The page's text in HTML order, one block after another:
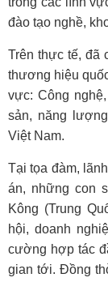
đào tạo nghề,
Trên thực tế, đã
thương hiệu
vực: Công
sản, năng
Việt Nam.
Tại tọa đàm,
án, những con
Kông (Trung
hội, doanh
cường hợp tác
gian tới. Đồng